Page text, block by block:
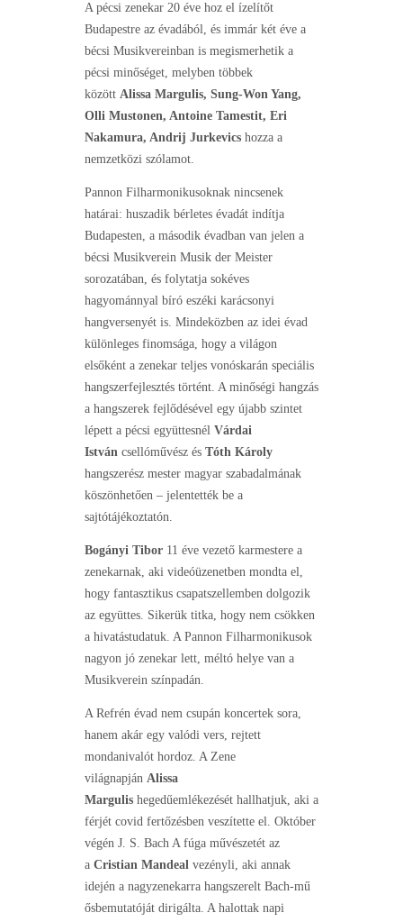
A pécsi zenekar 20 éve hoz el ízelítőt
Budapestre az évadából, és immár két éve a
bécsi Musikvereinban is megismerhetik a
pécsi minőséget, melyben többek
között Alissa Margulis, Sung-Won Yang,
Olli Mustonen, Antoine Tamestit, Eri
Nakamura, Andrij Jurkevics hozza a
nemzetközi szólamot.
Pannon Filharmonikusoknak nincsenek
határai: huszadik bérletes évadát indítja
Budapesten, a második évadban van jelen a
bécsi Musikverein Musik der Meister
sorozatában, és folytatja sokéves
hagyománnyal bíró eszéki karácsonyi
hangversenyét is. Mindeközben az idei évad
különleges finomsága, hogy a világon
elsőként a zenekar teljes vonóskarán speciális
hangszerfejlesztés történt. A minőségi hangzás
a hangszerek fejlődésével egy újabb szintet
lépett a pécsi együttesnél Várdai
István csellóművész és Tóth Károly
hangszerész mester magyar szabadalmának
köszönhetően – jelentették be a
sajtótájékoztatón.
Bogányi Tibor 11 éve vezető karmestere a
zenekarnak, aki videóüzenetben mondta el,
hogy fantasztikus csapatszellemben dolgozik
az együttes. Sikerük titka, hogy nem csökken
a hivatástudatuk. A Pannon Filharmonikusok
nagyon jó zenekar lett, méltó helye van a
Musikverein színpadán.
A Refrén évad nem csupán koncertek sora,
hanem akár egy valódi vers, rejtett
mondanivalót hordoz. A Zene
világnapján Alissa
Margulis hegedűemlékezését hallhatjuk, aki a
férjét covid fertőzésben veszítette el. Október
végén J. S. Bach A fúga művészetét az
a Cristian Mandeal vezényli, aki annak
idején a nagyzenekarra hangszerelt Bach-mű
ősbemutatóját dirigálta. A halottak napi